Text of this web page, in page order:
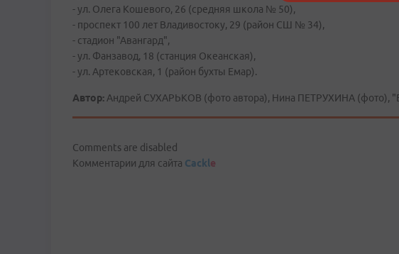
- ул. Олега Кошевого, 26 (средняя школа № 50),
- проспект 100 лет Владивостоку, 29 (район СШ № 34),
- стадион "Авангард",
- ул. Фанзавод, 18 (станция Океанская),
- ул. Артековская, 1 (район бухты Емар).
Автор: Андрей СУХАРЬКОВ (фото автора), Нина ПЕТРУХИНА (фото),
Comments are disabled
Комментарии для сайта Cackle